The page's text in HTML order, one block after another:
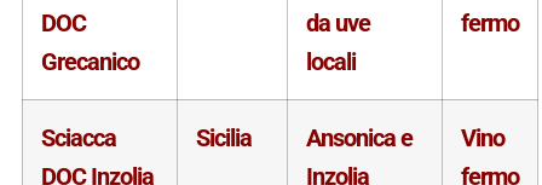
DOC
Grecanico
da uve
locali
fermo
Sciacca
DOC Inzolia
Sicilia
Ansonica e
Inzolia
Vino
fermo